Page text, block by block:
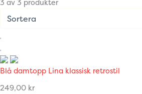
3 av 3 produkter
Blå damtopp Lina klassisk retrostil
249,00 kr